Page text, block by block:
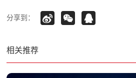
分享到：
相关推荐